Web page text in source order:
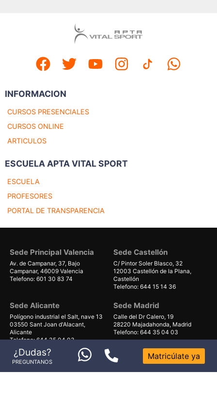
¿Dudas?
PREGUNTANOS
Matricúlate ya
INFORMACION
CURSOS PRESENCIALES
CURSOS ONLINE
ARTICULOS
ESCUELA APTA VITAL SPORT
ESCUELA
PROFESORES
PORTAL DE TRANSPARENCIA
Sede Principal Valencia
Av. de Campanar, 37, Bajo
Campanar, 46009 Valencia
Telefono: 601 30 83 74
Sede Castellón
C/ Pintor Soler Blasco, 32
12003 Castellón de la Plana,
Castellón
Telefono: 644 15 14 36
Sede Alicante
Polígono industrial el Salt, nave 13
03550 Sant Joan d'Alacant,
Alicante
Telefono: 644 35 04 03
Sede Madrid
Calle del Dr Calero, 19
28220 Majadahonda, Madrid
Telefono: 644 35 04 03
Sede Gran Canaria Sede Mallorca